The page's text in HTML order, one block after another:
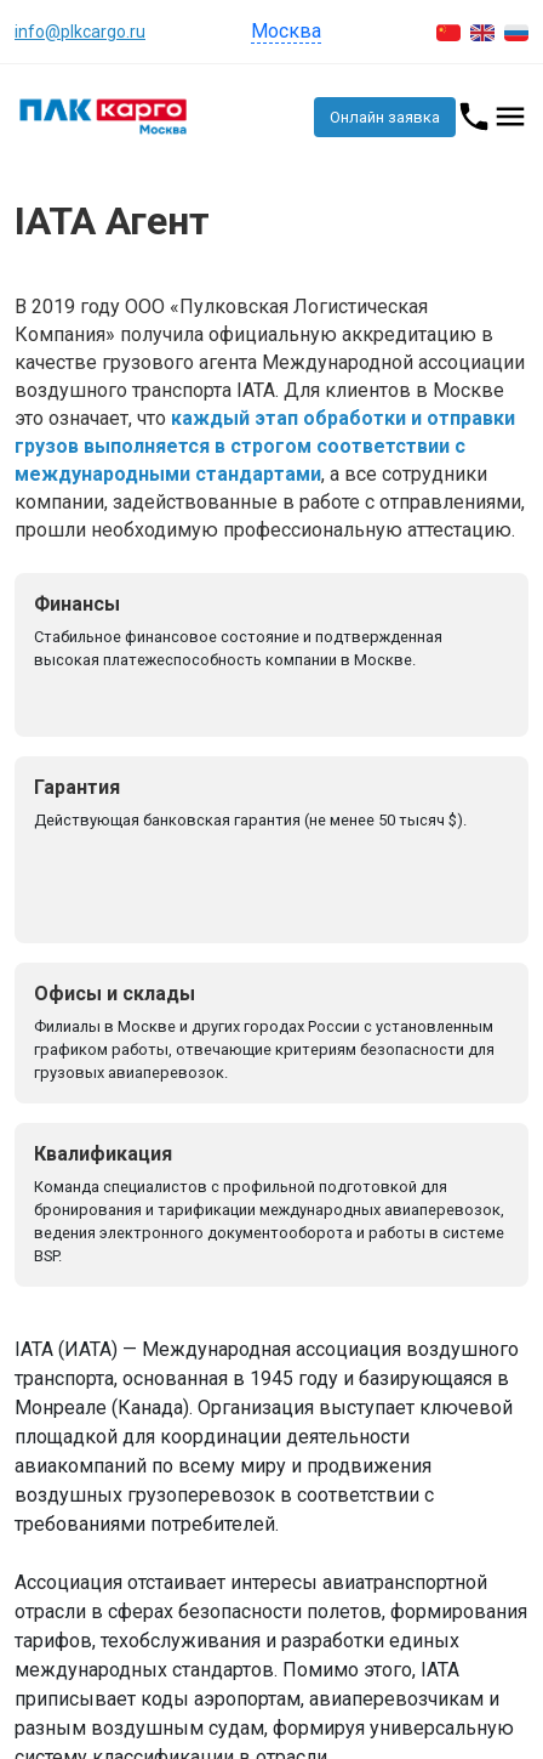
info@plkcargo.ru Москва
Онлайн заявка
IATA Агент
В 2019 году ООО «Пулковская Логистическая
Компания» получила официальную аккредитацию в
качестве грузового агента Международной ассоциации
воздушного транспорта IATA. Для клиентов в Москве
это означает, что каждый этап обработки и отправки
грузов выполняется в строгом соответствии с
международными стандартами, а все сотрудники
компании, задействованные в работе с отправлениями,
прошли необходимую профессиональную аттестацию.
Финансы
Стабильное финансовое состояние и подтвержденная
высокая платежеспособность компании в Москве.
Гарантия
Действующая банковская гарантия (не менее 50 тысяч $).
Офисы и склады
Филиалы в Москве и других городах России с установленным
графиком работы, отвечающие критериям безопасности для
грузовых авиаперевозок.
Квалификация
Команда специалистов с профильной подготовкой для
бронирования и тарификации международных авиаперевозок,
ведения электронного документооборота и работы в системе
BSP.
IATA (ИАТА) — Международная ассоциация воздушного
транспорта, основанная в 1945 году и базирующаяся в
Монреале (Канада). Организация выступает ключевой
площадкой для координации деятельности
авиакомпаний по всему миру и продвижения
воздушных грузоперевозок в соответствии с
требованиями потребителей.
Ассоциация отстаивает интересы авиатранспортной
отрасли в сферах безопасности полетов, формирования
тарифов, техобслуживания и разработки единых
международных стандартов. Помимо этого, IATA
приписывает коды аэропортам, авиаперевозчикам и
разным воздушным судам, формируя универсальную